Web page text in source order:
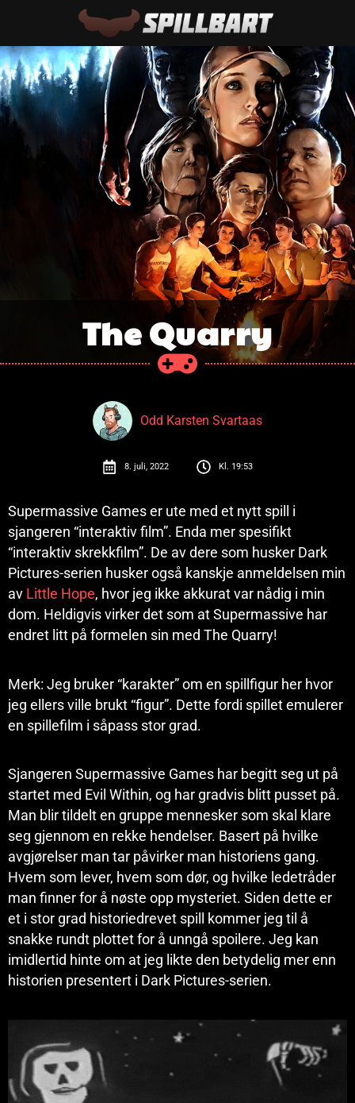
The Quarry
Odd Karsten Svartaas
8. juli, 2022 Kl. 19:53
Supermassive Games er ute med et nytt spill i
sjangeren “interaktiv film”. Enda mer spesifikt
“interaktiv skrekkfilm”. De av dere som husker Dark
Pictures-serien husker også kanskje anmeldelsen min
av Little Hope, hvor jeg ikke akkurat var nådig i min
dom. Heldigvis virker det som at Supermassive har
endret litt på formelen sin med The Quarry!
Merk: Jeg bruker “karakter” om en spillfigur her hvor
jeg ellers ville brukt “figur”. Dette fordi spillet emulerer
en spillefilm i såpass stor grad.
Sjangeren Supermassive Games har begitt seg ut på
startet med Evil Within, og har gradvis blitt pusset på.
Man blir tildelt en gruppe mennesker som skal klare
seg gjennom en rekke hendelser. Basert på hvilke
avgjørelser man tar påvirker man historiens gang.
Hvem som lever, hvem som dør, og hvilke ledetråder
man finner for å nøste opp mysteriet. Siden dette er
et i stor grad historiedrevet spill kommer jeg til å
snakke rundt plottet for å unngå spoilere. Jeg kan
imidlertid hinte om at jeg likte den betydelig mer enn
historien presentert i Dark Pictures-serien.